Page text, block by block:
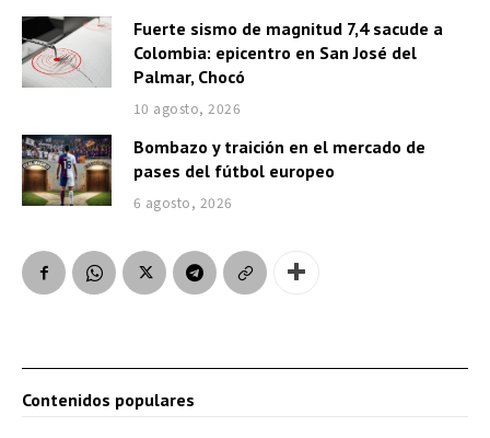
Fuerte sismo de magnitud 7,4 sacude a
Colombia: epicentro en San José del
Palmar, Chocó
10 agosto, 2026
Bombazo y traición en el mercado de
pases del fútbol europeo
6 agosto, 2026
Contenidos populares